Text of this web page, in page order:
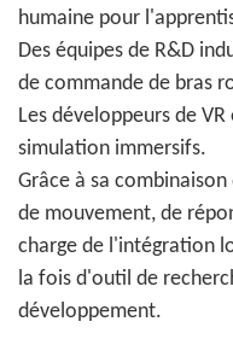
humaine pour
Des équipes de R&D
de commande de bras
Les développeurs de
simulation immersifs.
Grâce à sa
de mouvement, de
charge de l'intégration
la fois d'outil de
développement.